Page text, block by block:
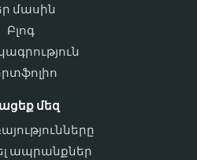
մասին
Բլոգ
մեզ
ապրանքներ